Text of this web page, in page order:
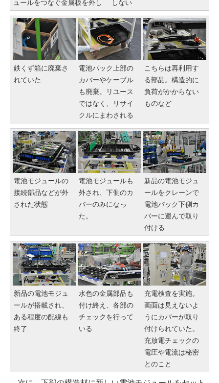
ュールをつなぐ金属板を外し
しない
鉄くず箱に廃棄さ
れていた
電池パック上部の
カバーやケーブル
も廃棄。リユース
ではなく、リサイ
クルにまわされる
こちらは再利用す
る部品。構造的に
負荷がかからない
ものなど
電池モジュールの
接続部品などが外
された状態
電池モジュールも
外され、下側のカ
バーのみになっ
た。
新品の電池モジュ
ールをクレーンで
電池パック下側カ
バーに運んで取り
付ける
新品の電池モジュ
ールが搭載され、
ある程度の配線も
終了
水色の金属部品も
付け終え、各部の
チェックを行って
いる
充電検査を実施。
画面は見えないよ
うにカバーが取り
付けられていた。
充放電チェックの
電圧や電流は秘密
とのこと